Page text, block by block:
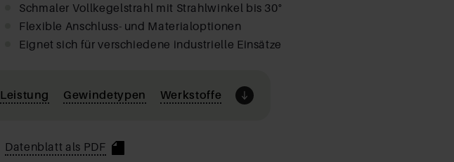
Schmaler Vollkegelstrahl mit Strahlwinkel bis 30°
Flexible Anschluss- und Materialoptionen
Eignet sich für verschiedene industrielle Einsätze
Leistung Gewindetypen Werkstoffe
Datenblatt als PDF